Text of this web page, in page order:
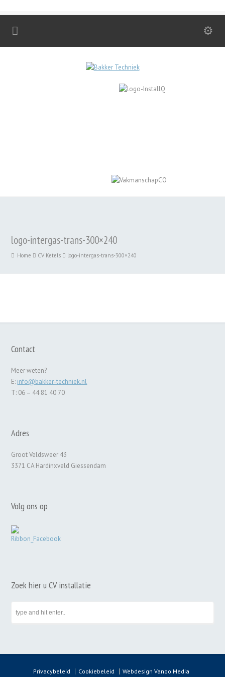
logo-intergas-trans-300×240
Home CV Ketels logo-intergas-trans-300×240
Contact
Meer weten?
E: info@bakker-techniek.nl
T: 06 – 44 81 40 70
Adres
Groot Veldsweer 43
3371 CA Hardinxveld Giessendam
Volg ons op
Zoek hier u CV installatie
Privacybeleid Cookiebeleid Webdesign Vanoo Media